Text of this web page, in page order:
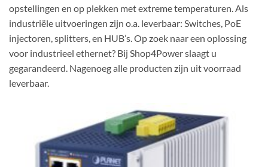
opstellingen en op plekken met extreme temperaturen. Als
industriële uitvoeringen zijn o.a. leverbaar: Switches, PoE
injectoren, splitters, en HUB’s. Op zoek naar een oplossing
voor industrieel ethernet? Bij Shop4Power slaagt u
gegarandeerd. Nagenoeg alle producten zijn uit voorraad
leverbaar.